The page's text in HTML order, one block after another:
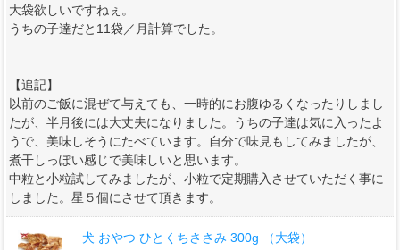
大袋欲しいですねぇ。
うちの子達だと11袋／月計算でした。
【追記】
以前のご飯に混ぜて与えても、一時的にお腹ゆるくなったりしまし
たが、半月後には大丈夫になりました。うちの子達は気に入ったよ
うで、美味しそうにたべています。自分で味見もしてみましたが、
煮干しっぽい感じで美味しいと思います。
中粒と小粒試してみましたが、小粒で定期購入させていただく事に
しました。星５個にさせて頂きます。
犬 おやつ ひとくちささみ 300g （大袋）